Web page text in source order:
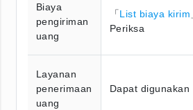
Biaya
pengiriman
uang
「List biaya kirim
Periksa
Layanan
penerimaan
uang
Dapat digunakan